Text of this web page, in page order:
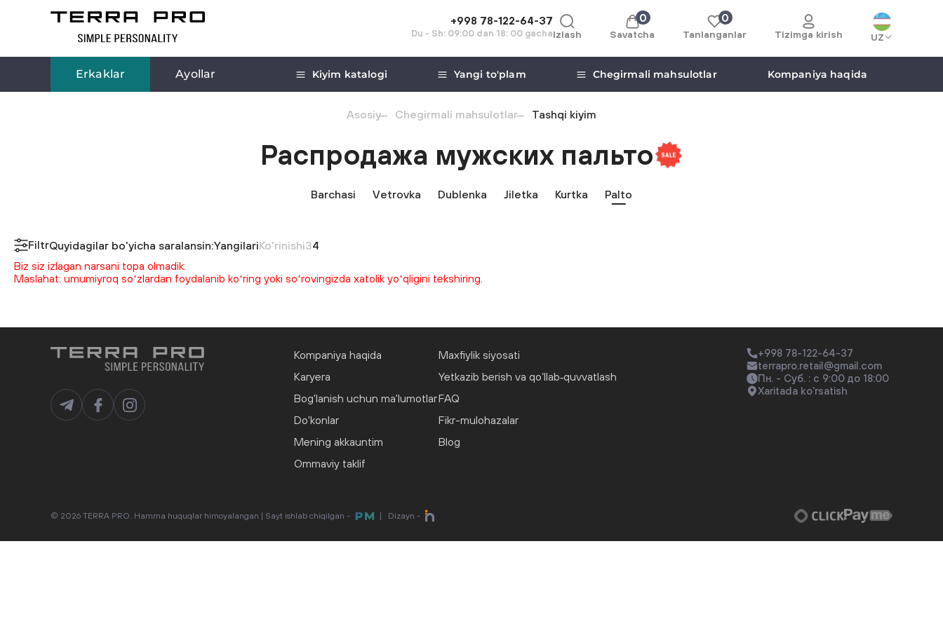
+998 78-122-64-37
Du - Sh: 09:00 dan 18: 00 gachaIzlash Savatcha
0 0
Tanlanganlar Tizimga kirish UZ
Erkaklar Ayollar Kiyim katalogi Yangi to'plam Chegirmali mahsulotlar Kompaniya haqida
Asosiy Chegirmali mahsulotlar Tashqi kiyim
Распродажа мужских пальто
Barchasi Vetrovka Dublenka Jiletka Kurtka Palto
FiltrQuyidagilar bo'yicha saralansin:YangilariKo'rinishi34
Biz siz izlagan narsani topa olmadik.
Maslahat: umumiyroq soʻzlardan foydalanib koʻring yoki soʻrovingizda xatolik yoʻqligini tekshiring.
Kompaniya haqida
Karyera
Bog'lanish uchun ma'lumotlar
Do'konlar
Mening akkauntim
Ommaviy taklif
Maxfiylik siyosati
Yetkazib berish va qo‘llab‑quvvatlash
FAQ
Fikr-mulohazalar
Blog
+998 78-122-64-37
terrapro.retail@gmail.com
Пн. - Суб. : с 9:00 до 18:00
Xaritada ko'rsatish
© 2026 TERRA PRO. Hamma huquqlar himoyalangan | Sayt ishlab chiqilgan - Dizayn -